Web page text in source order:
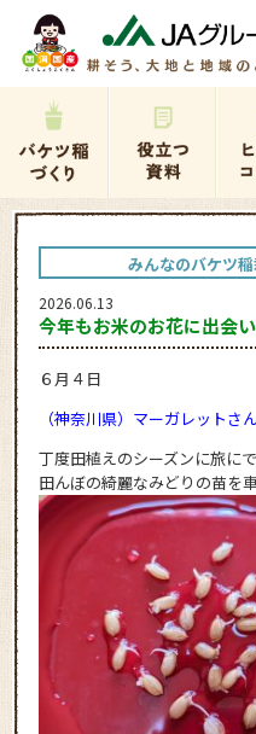
みんなのバケツ
2026.06.13
今年もお米のお花に出会
６月４日
（神奈川県）マーガレットさ
丁度田植えのシーズンに旅に
田んぼの綺麗なみどりの苗を